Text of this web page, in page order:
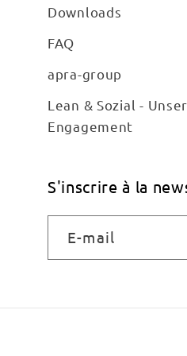
Downloads
FAQ
apra-group
Lean & Sozial -
Engagement
S'inscrire à la
E-mail